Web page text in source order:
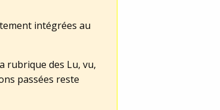
intégrées au
rubrique des Lu, vu,
passées reste